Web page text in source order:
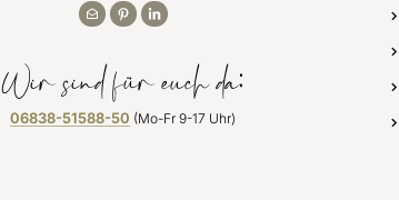
Wir sind für euch da:
06838-51588-50 (Mo-Fr 9-17 Uhr)